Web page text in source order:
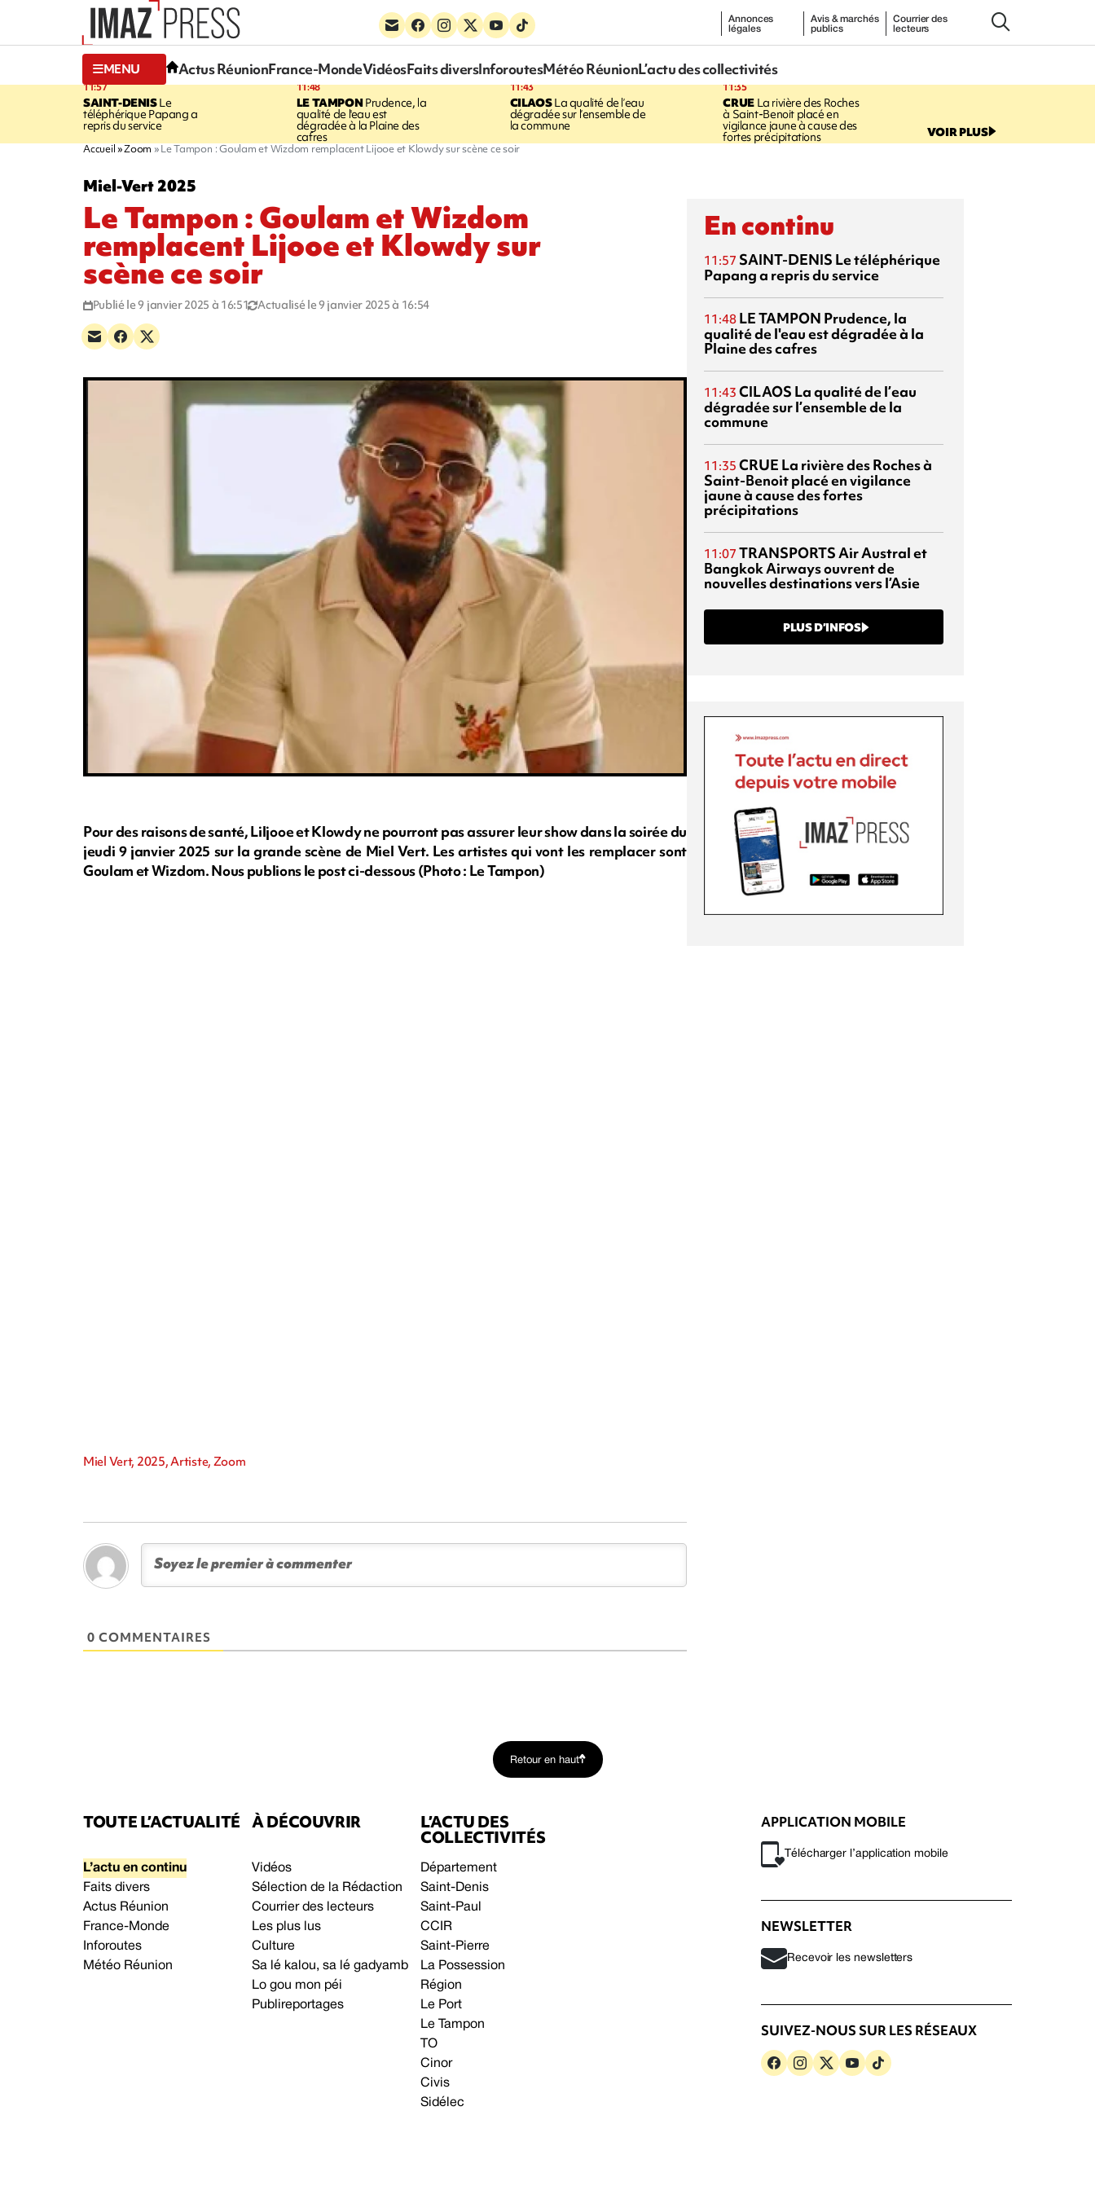
Annonces
légales
Avis & marchés
publics
Courrier des
lecteurs
MENU Actus RéunionFrance-MondeVidéosFaits diversInforoutesMétéo RéunionL’actu des collectivités
11:57
SAINT-DENISLe
téléphérique Papang a
repris du service
11:48
LE TAMPONPrudence, la
qualité de l'eau est
dégradée à la Plaine des
cafres
11:43
CILAOSLa qualité de l’eau
dégradée sur l’ensemble de
la commune
11:35
CRUELa rivière des Roches
à Saint-Benoit placé en
vigilance jaune à cause des
fortes précipitations VOIR PLUS
Accueil Zoom Le Tampon : Goulam et Wizdom remplacent Lijooe et Klowdy sur scène ce soir
Miel-Vert 2025
Le Tampon : Goulam et Wizdom
remplacent Lijooe et Klowdy sur
scène ce soir
Publié le 9 janvier 2025 à 16:51 Actualisé le 9 janvier 2025 à 16:54
Pour des raisons de santé, Liljooe et Klowdy ne pourront pas assurer leur show dans la soirée du
jeudi 9 janvier 2025 sur la grande scène de Miel Vert. Les artistes qui vont les remplacer sont
Goulam et Wizdom. Nous publions le post ci-dessous (Photo : Le Tampon)
Miel Vert, 2025, Artiste, Zoom
0 COMMENTAIRES
En continu
11:57 SAINT-DENIS Le téléphérique
Papang a repris du service
11:48 LE TAMPON Prudence, la
qualité de l'eau est dégradée à la
Plaine des cafres
11:43 CILAOS La qualité de l’eau
dégradée sur l’ensemble de la
commune
11:35 CRUE La rivière des Roches à
Saint-Benoit placé en vigilance
jaune à cause des fortes
précipitations
11:07 TRANSPORTSAir Austral et
Bangkok Airways ouvrent de
nouvelles destinations vers l’Asie
PLUS D’INFOS
Retour en haut
TOUTE L’ACTUALITÉ
L’actu en continu
Faits divers
Actus Réunion
France-Monde
Inforoutes
Météo Réunion
À DÉCOUVRIR
Vidéos
Sélection de la Rédaction
Courrier des lecteurs
Les plus lus
Culture
Sa lé kalou, sa lé gadyamb
Lo gou mon péi
Publireportages
L’ACTU DES
COLLECTIVITÉS
Département
Saint-Denis
Saint-Paul
CCIR
Saint-Pierre
La Possession
Région
Le Port
Le Tampon
TO
Cinor
Civis
Sidélec
APPLICATION MOBILE
Télécharger l’application mobile
NEWSLETTER
Recevoir les newsletters
SUIVEZ-NOUS SUR LES RÉSEAUX